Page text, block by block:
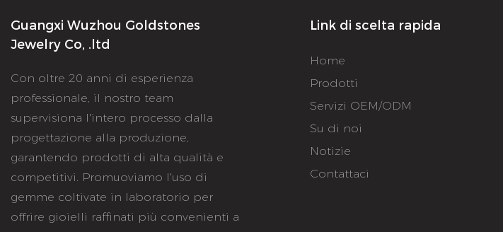
Guangxi Wuzhou Goldstones
Jewelry Co, .ltd
Con oltre 20 anni di esperienza
professionale, il nostro team
supervisiona l'intero processo dalla
progettazione alla produzione,
garantendo prodotti di alta qualità e
competitivi. Promuoviamo l'uso di
gemme coltivate in laboratorio per
offrire gioielli raffinati più convenienti a
Link di scelta rapida
Home
Prodotti
Servizi OEM/ODM
Su di noi
Notizie
Contattaci